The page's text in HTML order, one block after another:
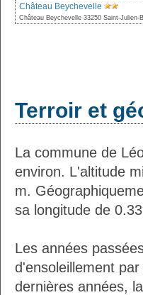
Château Beychevelle
Château Beychevelle 33250 Saint-Julien-
Terroir et
La commune de
environ. L'altitude
m.
sa longitude de
Les années
d'ensoleillement
dernières années,